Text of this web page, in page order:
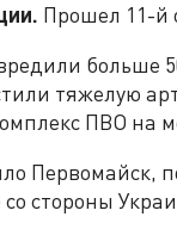
Прошел 11-й
больше
тяжелую
ПВО на
Первомайск,
со стороны